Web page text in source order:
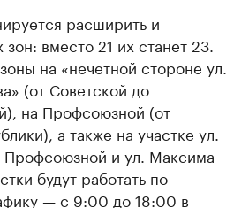
расширить и
вместо 21 их станет 23.
на «нечетной стороне ул.
(от Советской до
на Профсоюзной (от
а также на участке ул.
и ул. Максима
будут работать по
— с 9:00 до 18:00 в